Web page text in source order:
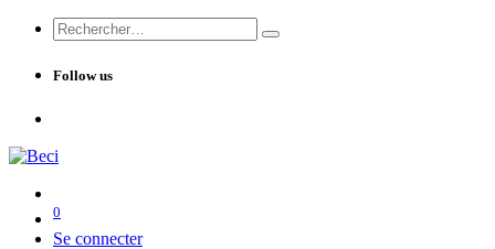
Follow us
0
Se connecter